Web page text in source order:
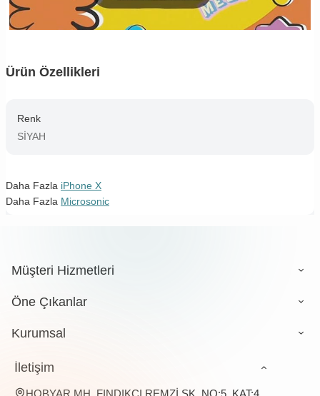
Ürün Özellikleri
Renk
SİYAH
Daha Fazla iPhone X
Daha Fazla Microsonic
Müşteri Hizmetleri
Öne Çıkanlar
Kurumsal
İletişim
HOBYAR MH. FINDIKÇI REMZİ SK. NO:5, KAT:4,